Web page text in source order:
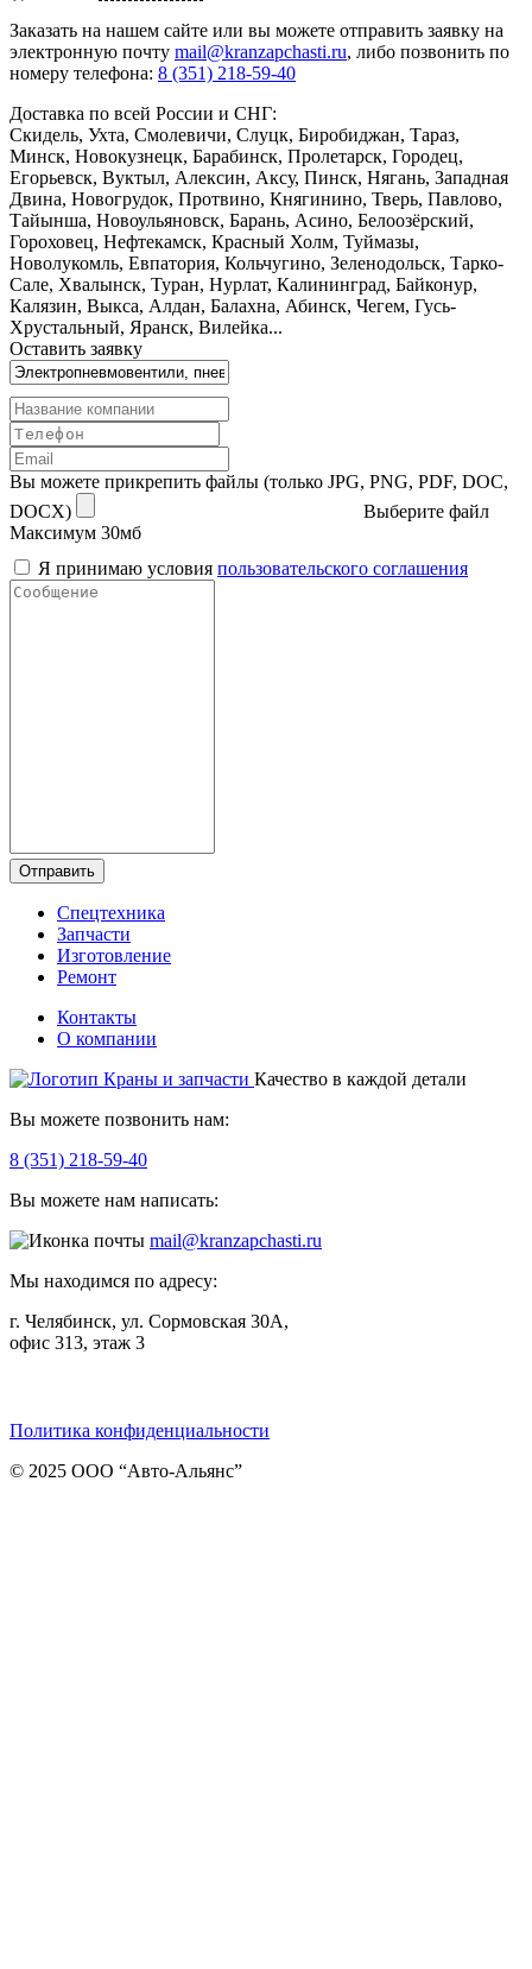
Заказать на нашем сайте или вы можете отправить заявку на
электронную почту mail@kranzapchasti.ru, либо позвонить по
номеру телефона: 8 (351) 218-59-40
Доставка по всей России и СНГ:
Скидель, Ухта, Смолевичи, Слуцк, Биробиджан, Тараз,
Минск, Новокузнецк, Барабинск, Пролетарск, Городец,
Егорьевск, Вуктыл, Алексин, Аксу, Пинск, Нягань, Западная
Двина, Новогрудок, Протвино, Княгинино, Тверь, Павлово,
Тайынша, Новоульяновск, Барань, Асино, Белоозёрский,
Гороховец, Нефтекамск, Красный Холм, Туймазы,
Новолукомль, Евпатория, Кольчугино, Зеленодольск, Тарко-
Сале, Хвалынск, Туран, Нурлат, Калининград, Байконур,
Калязин, Выкса, Алдан, Балахна, Абинск, Чегем, Гусь-
Хрустальный, Яранск, Вилейка...
Оставить заявку
Вы можете прикрепить файлы (только JPG, PNG, PDF, DOC,
DOCX)
Выберите файл
Максимум 30мб
Я принимаю условия пользовательского соглашения
Отправить
Спецтехника
Запчасти
Изготовление
Ремонт
Контакты
О компании
Качество в каждой детали
Вы можете позвонить нам:
8 (351) 218-59-40
Вы можете нам написать:
mail@kranzapchasti.ru
Мы находимся по адресу:
г. Челябинск, ул. Сормовская 30А,
офис 313, этаж 3
Политика конфиденциальности
© 2025 ООО “Авто-Альянс”